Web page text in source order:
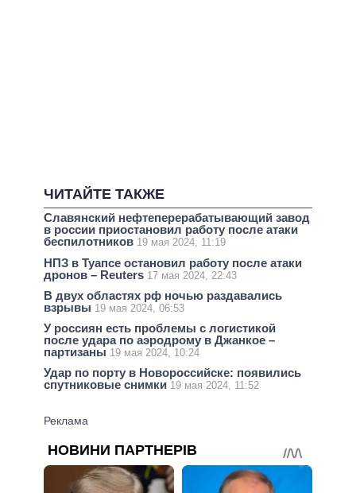
ЧИТАЙТЕ ТАКЖЕ
Славянский нефтеперерабатывающий завод
в россии приостановил работу после атаки
беспилотников 19 мая 2024, 11:19
НПЗ в Туапсе остановил работу после атаки
дронов – Reuters 17 мая 2024, 22:43
В двух областях рф ночью раздавались
взрывы 19 мая 2024, 06:53
У россиян есть проблемы с логистикой
после удара по аэродрому в Джанкое –
партизаны 19 мая 2024, 10:24
Удар по порту в Новороссийске: появились
спутниковые снимки 19 мая 2024, 11:52